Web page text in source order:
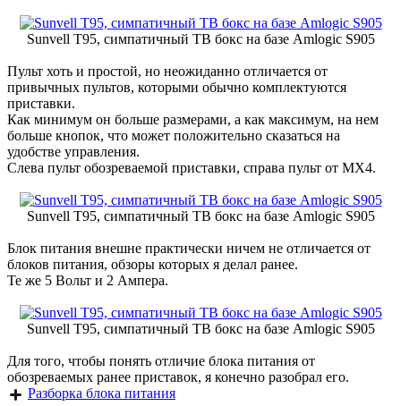
Sunvell T95, симпатичный ТВ бокс на базе Amlogic S905
Пульт хоть и простой, но неожиданно отличается от
привычных пультов, которыми обычно комплектуются
приставки.
Как минимум он больше размерами, а как максимум, на нем
больше кнопок, что может положительно сказаться на
удобстве управления.
Слева пульт обозреваемой приставки, справа пульт от MX4.
Sunvell T95, симпатичный ТВ бокс на базе Amlogic S905
Блок питания внешне практически ничем не отличается от
блоков питания, обзоры которых я делал ранее.
Те же 5 Вольт и 2 Ампера.
Sunvell T95, симпатичный ТВ бокс на базе Amlogic S905
Для того, чтобы понять отличие блока питания от
обозреваемых ранее приставок, я конечно разобрал его.
Разборка блока питания